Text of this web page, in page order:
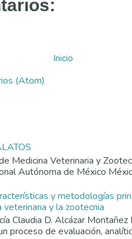
Inicio
(Atom)
Medicina Veterinaria y
Autónoma de México
y metodologías
y la zootecnia
Claudia D. Alcázar Montañez
proceso de evaluación,